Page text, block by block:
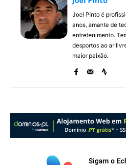
Joel Pinto é
anos, amante de
entretenimento.
desportos ao ar
maior paixão.